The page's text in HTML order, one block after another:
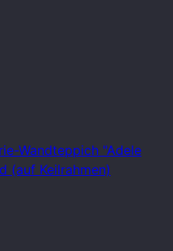
Wandteppich "Adele
(auf Keilrahmen)